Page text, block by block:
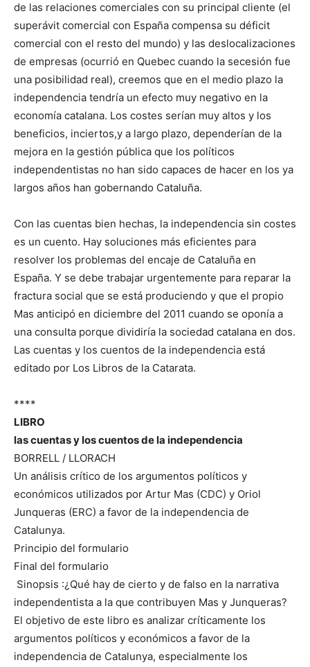
de las relaciones comerciales con su principal cliente (el
superávit comercial con España compensa su déficit
comercial con el resto del mundo) y las deslocalizaciones
de empresas (ocurrió en Quebec cuando la secesión fue
una posibilidad real), creemos que en el medio plazo la
independencia tendría un efecto muy negativo en la
economía catalana. Los costes serían muy altos y los
beneficios, inciertos,y a largo plazo, dependerían de la
mejora en la gestión pública que los políticos
independentistas no han sido capaces de hacer en los ya
largos años han gobernando Cataluña.
Con las cuentas bien hechas, la independencia sin costes
es un cuento. Hay soluciones más eficientes para
resolver los problemas del encaje de Cataluña en
España. Y se debe trabajar urgentemente para reparar la
fractura social que se está produciendo y que el propio
Mas anticipó en diciembre del 2011 cuando se oponía a
una consulta porque dividiría la sociedad catalana en dos.
Las cuentas y los cuentos de la independencia está
editado por Los Libros de la Catarata.
****
LIBRO
las cuentas y los cuentos de la independencia
BORRELL / LLORACH
Un análisis crítico de los argumentos políticos y
económicos utilizados por Artur Mas (CDC) y Oriol
Junqueras (ERC) a favor de la independencia de
Catalunya.
Principio del formulario
Final del formulario
Sinopsis :¿Qué hay de cierto y de falso en la narrativa
independentista a la que contribuyen Mas y Junqueras?
El objetivo de este libro es analizar críticamente los
argumentos políticos y económicos a favor de la
independencia de Catalunya, especialmente los